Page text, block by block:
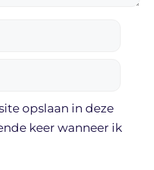
opslaan in deze
keer wanneer ik